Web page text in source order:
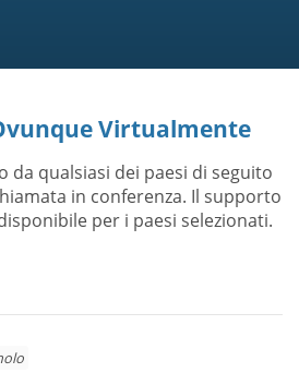
Virtualmente
da qualsiasi dei paesi di seguito
in conferenza. Il supporto
per i paesi selezionati.